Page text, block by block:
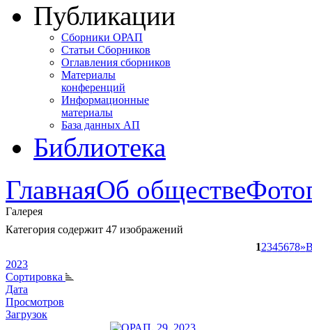
Публикации
Сборники ОРАП
Статьи Сборников
Оглавления сборников
Материалы
конференций
Информационные
материалы
База данных АП
Библиотека
ГлавнаяОб обществе
Галерея
Категория содержит 47 изображений
12345678»
2023
Сортировка
Дата
Просмотров
Загрузок